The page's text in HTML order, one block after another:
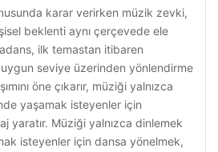
karar verirken müzik zevki,
beklenti aynı çerçevede ele
ilk temastan itibaren
seviye üzerinden yönlendirme
öne çıkarır, müziği yalnızca
yaşamak isteyenler için
yaratır. Müziği yalnızca dinlemek
isteyenler için dansa yönelmek,